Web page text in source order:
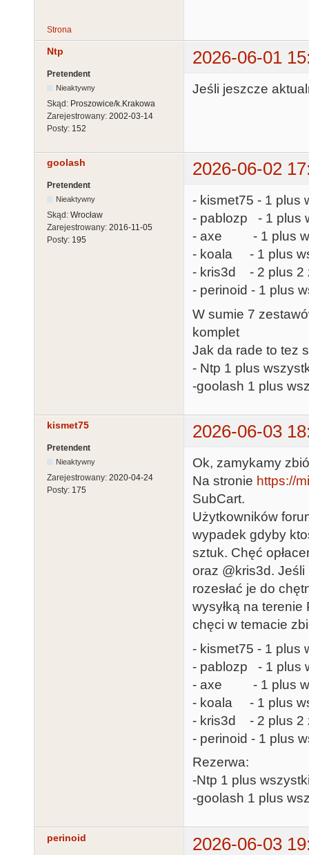
Strona
Ntp 2026-06-01
Pretendent
Nieaktywny
Skąd: Proszowice/k.Krakowa
Zarejestrowany: 2002-03-14
Posty: 152
Jeśli jeszcze
goolash 2026-06-02
Pretendent
Nieaktywny
Skąd: Wrocław
Zarejestrowany: 2016-11-05
Posty: 195
- kismet75 - 1 plus
- pablozp - 1 plus
- axe - 1 plus
- koala - 1 plus
- kris3d - 2 plus 2
- perinoid - 1 plus
W sumie 7
komplet
Jak da rade to tez
- Ntp 1 plus
-goolash 1 plus
kismet75 2026-06-03
Pretendent
Nieaktywny
Zarejestrowany: 2020-04-24
Posty: 175
Ok, zamykamy
Na stronie https://
SubCart.
Użytkowników
wypadek gdyby
sztuk. Chęć
oraz @kris3d.
rozesłać je do
wysyłką na
chęci w temacie
- kismet75 - 1 plus
- pablozp - 1 plus
- axe - 1 plus
- koala - 1 plus
- kris3d - 2 plus 2
- perinoid - 1 plus
Rezerwa:
-Ntp 1 plus
-goolash 1 plus
perinoid 2026-06-03